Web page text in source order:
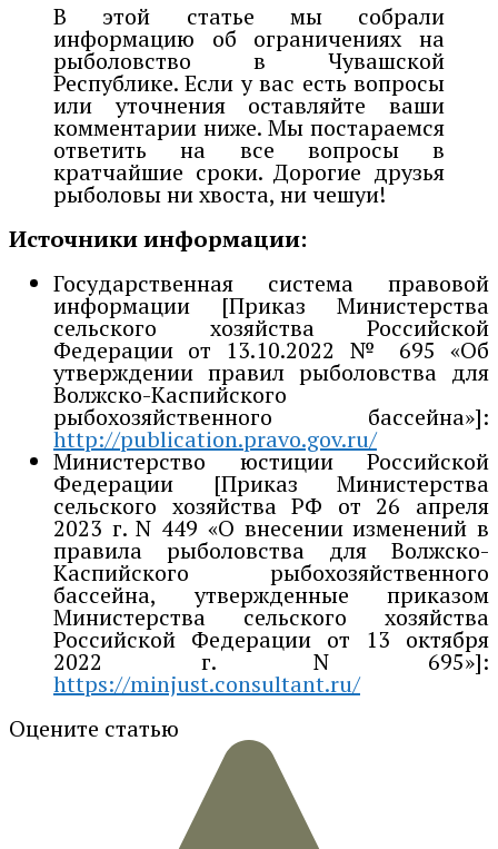
В этой статье мы собрали
информацию об ограничениях на
рыболовство в Чувашской
Республике. Если у вас есть вопросы
или уточнения оставляйте ваши
комментарии ниже. Мы постараемся
ответить на все вопросы в
кратчайшие сроки. Дорогие друзья
рыболовы ни хвоста, ни чешуи!
Источники информации:
Государственная система правовой
информации [Приказ Министерства
сельского хозяйства Российской
Федерации от 13.10.2022 № 695 «Об
утверждении правил рыболовства для
Волжско-Каспийского
рыбохозяйственного бассейна»]:
http://publication.pravo.gov.ru/
Министерство юстиции Российской
Федерации [Приказ Министерства
сельского хозяйства РФ от 26 апреля
2023 г. N 449 «О внесении изменений в
правила рыболовства для Волжско-
Каспийского рыбохозяйственного
бассейна, утвержденные приказом
Министерства сельского хозяйства
Российской Федерации от 13 октября
2022 г. N 695»]:
https://minjust.consultant.ru/
Оцените статью